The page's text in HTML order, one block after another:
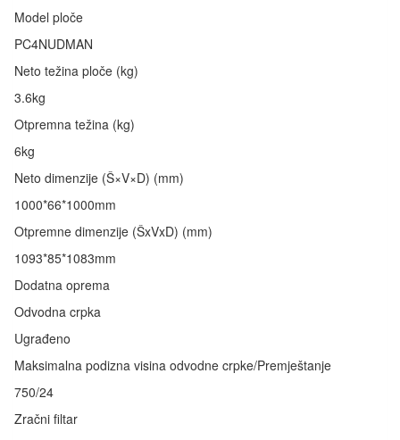
Model ploče
PC4NUDMAN
Neto težina ploče (kg)
3.6kg
Otpremna težina (kg)
6kg
Neto dimenzije (Š×V×D) (mm)
1000*66*1000mm
Otpremne dimenzije (ŠxVxD) (mm)
1093*85*1083mm
Dodatna oprema
Odvodna crpka
Ugrađeno
Maksimalna podizna visina odvodne crpke/Premještanje
750/24
Zračni filtar